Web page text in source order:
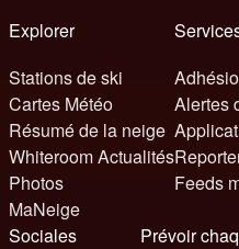
Explorer
Stations de ski
Cartes Météo
Résumé de la neige
Whiteroom Actualités
Photos
MaNeige
Alertes
Feeds
Sociales
Prévoir